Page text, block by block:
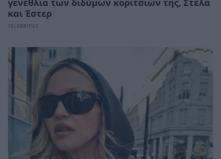
γενέθλια των διδύμων κοριτσιών της, Στέλα
και Έστερ
CELEBRITIES